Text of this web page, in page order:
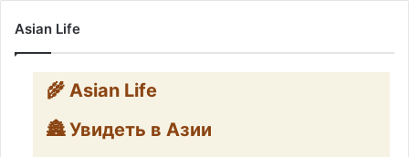
Asian Life
🌾 Asian Life
🏯 Увидеть в Азии